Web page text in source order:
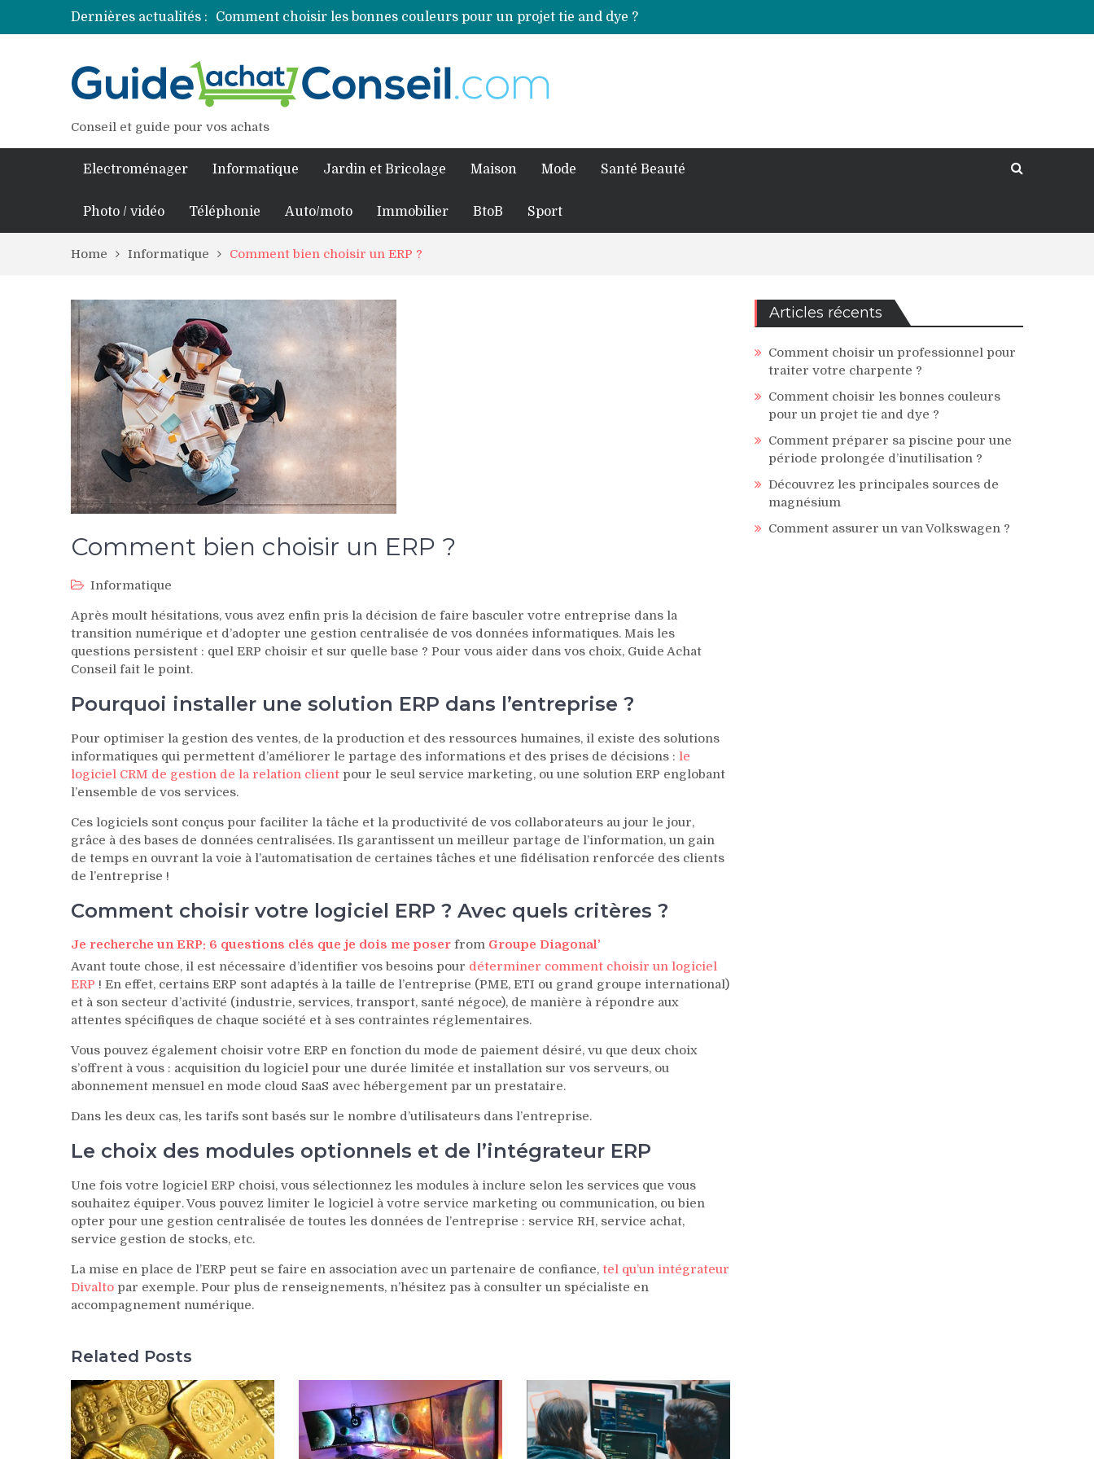
Dernières actualités :
Comment choisir les bonnes couleurs pour un projet tie and dye ?
Comment préparer sa piscine pour une période prolongée d’inutilisation ?
Comment assurer un van Volkswagen ?
Comment choisir un professionnel pour traiter votre charpente ?
Conseil et guide pour vos achats
Electroménager Informatique Jardin et Bricolage Maison Mode Santé Beauté
Photo / vidéo Téléphonie Auto/moto Immobilier BtoB Sport
Home Informatique Comment bien choisir un ERP ?
Comment bien choisir un ERP ?
Informatique
Après moult hésitations, vous avez enfin pris la décision de faire basculer votre entreprise dans la
transition numérique et d’adopter une gestion centralisée de vos données informatiques. Mais les
questions persistent : quel ERP choisir et sur quelle base ? Pour vous aider dans vos choix, Guide Achat
Conseil fait le point.
Pourquoi installer une solution ERP dans l’entreprise ?
Pour optimiser la gestion des ventes, de la production et des ressources humaines, il existe des solutions
informatiques qui permettent d’améliorer le partage des informations et des prises de décisions : le
logiciel CRM de gestion de la relation client pour le seul service marketing, ou une solution ERP englobant
l’ensemble de vos services.
Ces logiciels sont conçus pour faciliter la tâche et la productivité de vos collaborateurs au jour le jour,
grâce à des bases de données centralisées. Ils garantissent un meilleur partage de l’information, un gain
de temps en ouvrant la voie à l’automatisation de certaines tâches et une fidélisation renforcée des clients
de l’entreprise !
Comment choisir votre logiciel ERP ? Avec quels critères ?
Je recherche un ERP: 6 questions clés que je dois me poser from Groupe Diagonal’
Avant toute chose, il est nécessaire d’identifier vos besoins pour déterminer comment choisir un logiciel
ERP ! En effet, certains ERP sont adaptés à la taille de l’entreprise (PME, ETI ou grand groupe international)
et à son secteur d’activité (industrie, services, transport, santé négoce), de manière à répondre aux
attentes spécifiques de chaque société et à ses contraintes réglementaires.
Vous pouvez également choisir votre ERP en fonction du mode de paiement désiré, vu que deux choix
s’offrent à vous : acquisition du logiciel pour une durée limitée et installation sur vos serveurs, ou
abonnement mensuel en mode cloud SaaS avec hébergement par un prestataire.
Dans les deux cas, les tarifs sont basés sur le nombre d’utilisateurs dans l’entreprise.
Le choix des modules optionnels et de l’intégrateur ERP
Une fois votre logiciel ERP choisi, vous sélectionnez les modules à inclure selon les services que vous
souhaitez équiper. Vous pouvez limiter le logiciel à votre service marketing ou communication, ou bien
opter pour une gestion centralisée de toutes les données de l’entreprise : service RH, service achat,
service gestion de stocks, etc.
La mise en place de l’ERP peut se faire en association avec un partenaire de confiance, tel qu’un intégrateur
Divalto par exemple. Pour plus de renseignements, n’hésitez pas à consulter un spécialiste en
accompagnement numérique.
Related Posts
Articles récents
Comment choisir un professionnel pour
traiter votre charpente ?
Comment choisir les bonnes couleurs
pour un projet tie and dye ?
Comment préparer sa piscine pour une
période prolongée d’inutilisation ?
Découvrez les principales sources de
magnésium
Comment assurer un van Volkswagen ?